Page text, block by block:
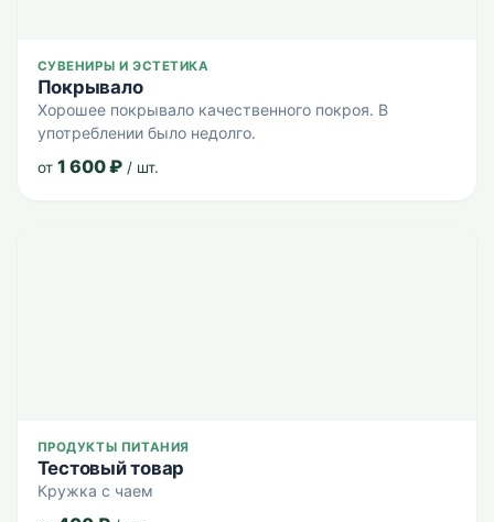
СУВЕНИРЫ И ЭСТЕТИКА
Покрывало
Хорошее покрывало качественного покроя. В
употреблении было недолго.
от 1 600₽/ шт.
ПРОДУКТЫ ПИТАНИЯ
Тестовый товар
Кружка с чаем